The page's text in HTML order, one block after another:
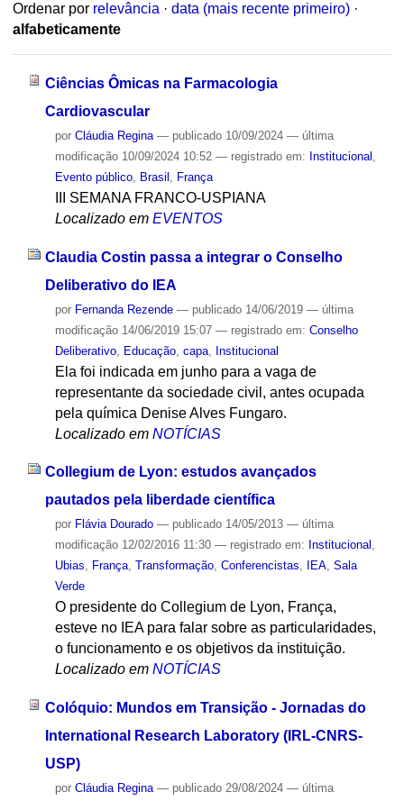
Ordenar por relevância · data (mais recente primeiro) ·
alfabeticamente
Ciências Ômicas na Farmacologia
Cardiovascular
por Cláudia Regina — publicado10/09/2024 — última
modificação10/09/2024 10:52 — registrado em: Institucional
Evento público, Brasil França
III SEMANA FRANCO-USPIANA
Localizado em EVENTOS
Claudia Costin passa a integrar o Conselho
Deliberativo do IEA
por Fernanda Rezende — publicado14/06/2019 — última
modificação14/06/2019 15:07 — registrado em: Conselho
Deliberativo, Educação, capa, Institucional
Ela foi indicada em junho para a vaga de
representante da sociedade civil, antes ocupada
pela química Denise Alves Fungaro.
Localizado em NOTÍCIAS
Collegium de Lyon: estudos avançados
pautados pela liberdade científica
por Flávia Dourado — publicado14/05/2013 — última
modificação12/02/2016 11:30 — registrado em: Institucional ,
Ubias, França, Transformação, Conferencistas, IEA, Sala
Verde
O presidente do Collegium de Lyon, França,
esteve no IEA para falar sobre as particularidades,
o funcionamento e os objetivos da instituição.
Localizado em NOTÍCIAS
Colóquio: Mundos em Transição - Jornadas do
International Research Laboratory (IRL-CNRS-
USP)
por Cláudia Regina — publicado29/08/2024 — última